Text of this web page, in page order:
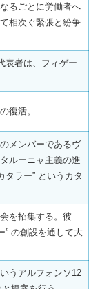
るごとに労働者へ
相次ぐ緊張と紛争
表者は、フィゲー
復活。
メンバーであるヴ
ルーニャ主義の進
タラー” というカタ
を招集する。彼
” の創設を通して大
うアルフォンソ12